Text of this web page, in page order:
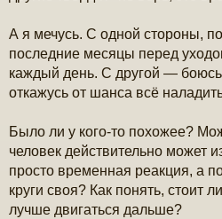
А я мечусь. С одной стороны,
последние месяцы перед
каждый день. С другой — боюсь,
откажусь от шанса всё
Было ли у кого-то похожее?
человек действительно может
просто временная реакция, а
круги своя? Как понять, стоит
лучше двигаться дальше?